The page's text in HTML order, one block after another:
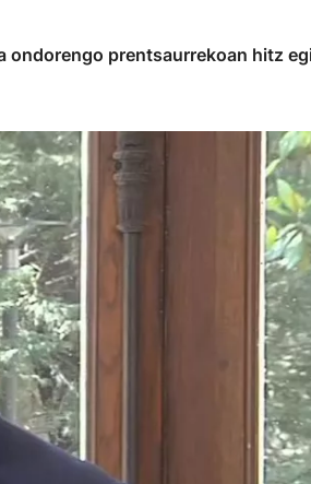
ondorengo prentsaurrekoan hitz